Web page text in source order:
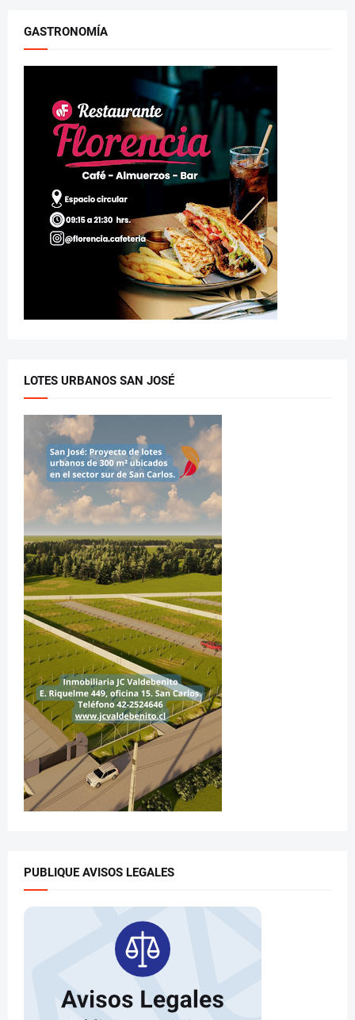
GASTRONOMÍA
LOTES URBANOS SAN JOSÉ
PUBLIQUE AVISOS LEGALES